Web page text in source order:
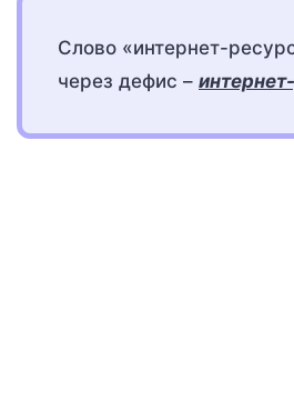
Слово «интернет-
через дефис –